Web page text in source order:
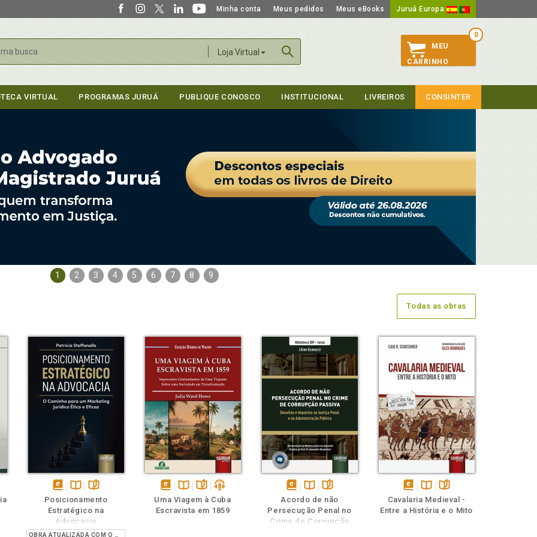
Minha conta Meus pedidos Meus eBooks Juruá Europa
Loja Virtual
0
MEU
CARRINHO
VIRTUAL PROGRAMAS JURUÁ PUBLIQUE CONOSCO INSTITUCIONAL LIVREIROS CONSINTER
1 2 3 4 5 6 7 8 9
Todas as obras
disponível
em
eBook
Disponível
na
B.V.
páginas
Posicionamento
Estratégico na
Advocacia
disponível
em
Disponível
na
páginaspodcast
Uma Viagem à Cuba
Escravista em 1859
disponível
em
eBook
Disponível
na
B.V.
páginas
Acordo de não
Persecução Penal no
Crime de Corrupção
Também
disponível
em
Disponível
na
páginas
Cavalaria Medieval -
Entre a História e o Mito